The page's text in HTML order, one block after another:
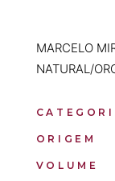
MARCELO
NATURAL/
ORIGEM
VOLUME